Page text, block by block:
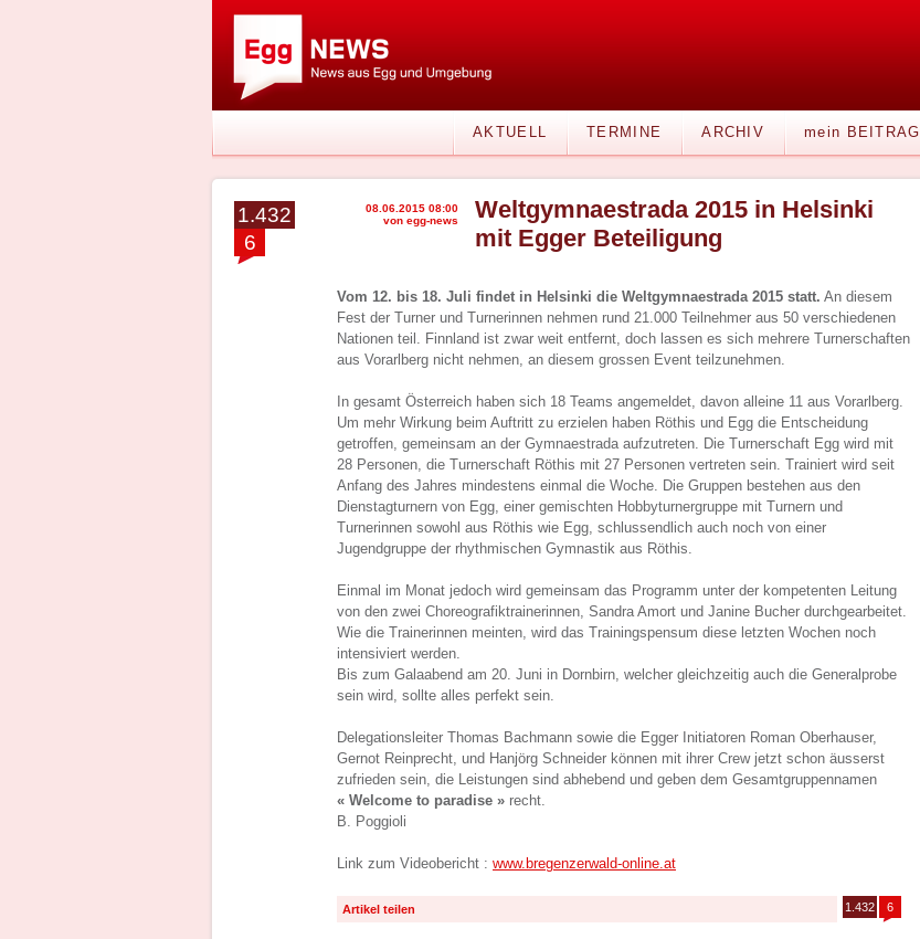
AKTUELL TERMINE ARCHIV mein BEITRAG
1.432
6
08.06.2015 08:00
von egg-news
Weltgymnaestrada 2015 in Helsinki
mit Egger Beteiligung
Vom 12. bis 18. Juli findet in Helsinki die Weltgymnaestrada 2015 statt. An diesem
Fest der Turner und Turnerinnen nehmen rund 21.000 Teilnehmer aus 50 verschiedenen
Nationen teil. Finnland ist zwar weit entfernt, doch lassen es sich mehrere Turnerschaften
aus Vorarlberg nicht nehmen, an diesem grossen Event teilzunehmen.
In gesamt Österreich haben sich 18 Teams angemeldet, davon alleine 11 aus Vorarlberg.
Um mehr Wirkung beim Auftritt zu erzielen haben Röthis und Egg die Entscheidung
getroffen, gemeinsam an der Gymnaestrada aufzutreten. Die Turnerschaft Egg wird mit
28 Personen, die Turnerschaft Röthis mit 27 Personen vertreten sein. Trainiert wird seit
Anfang des Jahres mindestens einmal die Woche. Die Gruppen bestehen aus den
Dienstagturnern von Egg, einer gemischten Hobbyturnergruppe mit Turnern und
Turnerinnen sowohl aus Röthis wie Egg, schlussendlich auch noch von einer
Jugendgruppe der rhythmischen Gymnastik aus Röthis.
Einmal im Monat jedoch wird gemeinsam das Programm unter der kompetenten Leitung
von den zwei Choreografiktrainerinnen, Sandra Amort und Janine Bucher durchgearbeitet.
Wie die Trainerinnen meinten, wird das Trainingspensum diese letzten Wochen noch
intensiviert werden.
Bis zum Galaabend am 20. Juni in Dornbirn, welcher gleichzeitig auch die Generalprobe
sein wird, sollte alles perfekt sein.
Delegationsleiter Thomas Bachmann sowie die Egger Initiatoren Roman Oberhauser,
Gernot Reinprecht, und Hanjörg Schneider können mit ihrer Crew jetzt schon äusserst
zufrieden sein, die Leistungen sind abhebend und geben dem Gesamtgruppennamen
« Welcome to paradise » recht.
B. Poggioli
Link zum Videobericht : www.bregenzerwald-online.at
Artikel teilen 1.432 6